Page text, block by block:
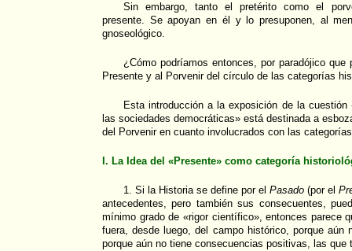
Sin embargo, tanto el pretérito como el
presente. Se apoyan en él y lo presuponen, al
gnoseológico.
¿Cómo podríamos entonces, por paradójico que
Presente y al Porvenir del círculo de las categorías
Esta introducción a la exposición de la
las sociedades democráticas» está destinada a
del Porvenir en cuanto involucrados con las
I. La Idea del «Presente» como categoría
1. Si la Historia se define por el Pasado(por el
antecedentes, pero también sus consecuentes,
mínimo grado de «rigor científico», entonces parece
fuera, desde luego, del campo histórico, porque aún
porque aún no tiene consecuencias positivas, las que